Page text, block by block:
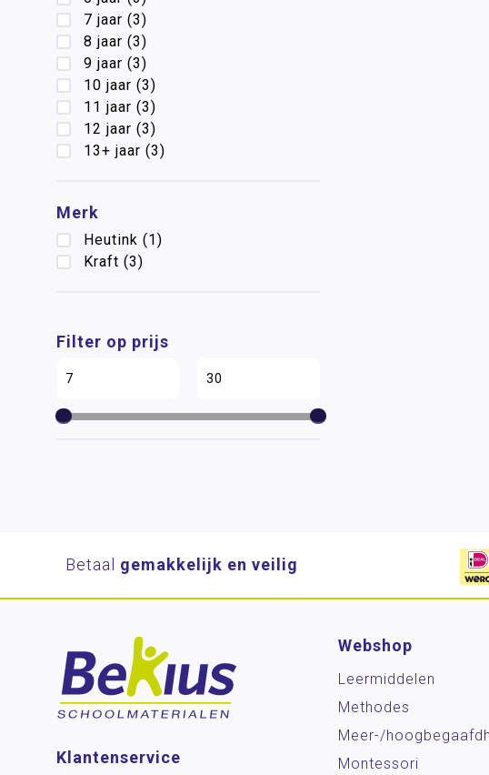
7 jaar (3)
8 jaar (3)
9 jaar (3)
10 jaar (3)
11 jaar (3)
12 jaar (3)
13+ jaar (3)
Merk
Heutink (1)
Kraft (3)
Filter op prijs
Betaal gemakkelijk en veilig
Klantenservice
Webshop
Leermiddelen
Methodes
Meer-/
Montessori